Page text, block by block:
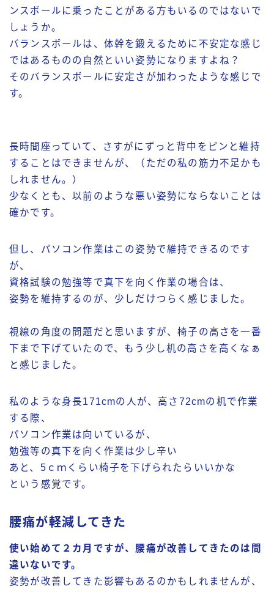
ンスボールに乗ったことがある方もいるのではないで
しょうか。
バランスボールは、体幹を鍛えるために不安定な感じ
ではあるものの自然といい姿勢になりますよね？
そのバランスボールに安定さが加わったような感じで
す。
長時間座っていて、さすがにずっと背中をピンと維持
することはできませんが、（ただの私の筋力不足かも
しれません。）
少なくとも、以前のような悪い姿勢にならないことは
確かです。
但し、パソコン作業はこの姿勢で維持できるのです
が、
資格試験の勉強等で真下を向く作業の場合は、
姿勢を維持するのが、少しだけつらく感じました。
視線の角度の問題だと思いますが、椅子の高さを一番
下まで下げていたので、もう少し机の高さを高くなぁ
と感じました。
私のような身長171cmの人が、高さ72cmの机で作業
する際、
パソコン作業は向いているが、
勉強等の真下を向く作業は少し辛い
あと、5ｃｍくらい椅子を下げられたらいいかな
という感覚です。
腰痛が軽減してきた
使い始めて２カ月ですが、腰痛が改善してきたのは間
違いないです。
姿勢が改善してきた影響もあるのかもしれませんが、